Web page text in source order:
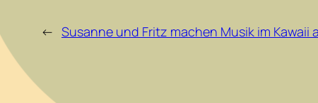
← Susanne und Fritz machen Musik im Kawaii